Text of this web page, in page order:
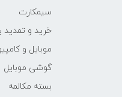
سیمکارت
خرید و تمدید
موبایل و
گوشی موبایل
بسته مکالمه